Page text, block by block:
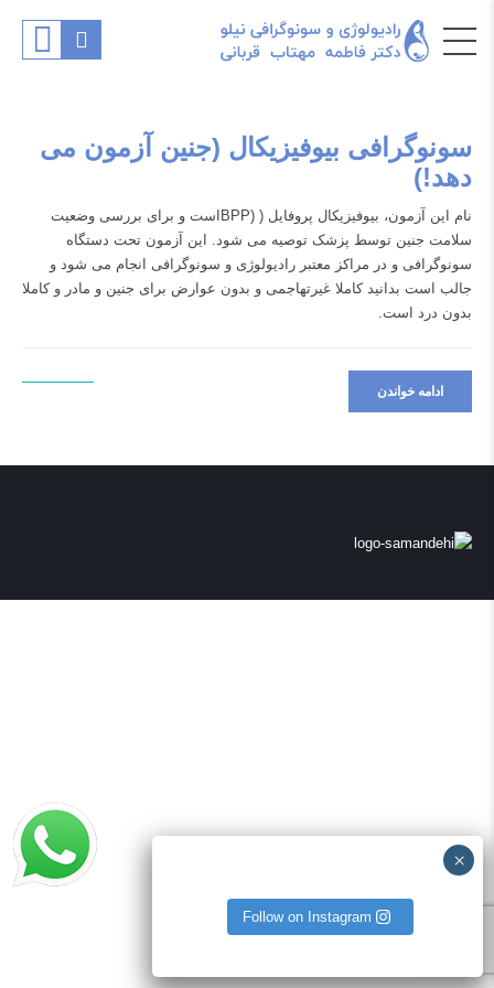
سونوگرافی بیوفیزیکال (جنین آزمون می
دهد!)
نام این آزمون، بیوفیزیکال پروفایل ( (BPPاست و برای بررسی وضعیت
سلامت جنین توسط پزشک توصیه می شود. این آزمون تحت دستگاه
سونوگرافی و در مراکز معتبر رادیولوژی و سونوگرافی انجام می شود و
جالب است بدانید کاملا غیرتهاجمی و بدون عوارض برای جنین و مادر و کاملا
بدون درد است.
ادامه خواندن
Follow on Instagram